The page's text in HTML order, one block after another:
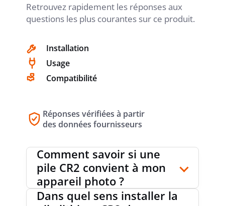
Retrouvez rapidement les réponses aux
questions les plus courantes sur ce produit.
Installation
Usage
Compatibilité
Réponses vérifiées à partir
des données fournisseurs
Comment savoir si une
pile CR2 convient à mon
appareil photo ?
Dans quel sens installer la